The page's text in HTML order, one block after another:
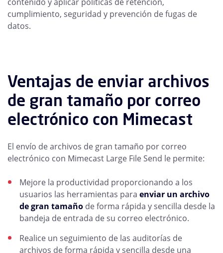
cumplimiento, seguridad y prevención de fugas de
datos.
Ventajas de enviar archivos
de gran tamaño por correo
electrónico con Mimecast
El envío de archivos de gran tamaño por correo
electrónico con Mimecast Large File Send le permite:
Mejore la productividad proporcionando a los
usuarios las herramientas para enviar un archivo
de gran tamaño de forma rápida y sencilla desde la
bandeja de entrada de su correo electrónico.
Realice un seguimiento de las auditorías de
archivos de forma rápida y sencilla desde una